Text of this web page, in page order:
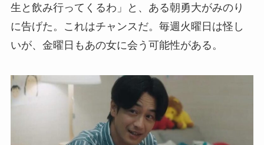
生と飲み行ってくるわ」と、ある朝勇大がみのり
に告げた。これはチャンスだ。毎週火曜日は怪し
いが、金曜日もあの女に会う可能性がある。